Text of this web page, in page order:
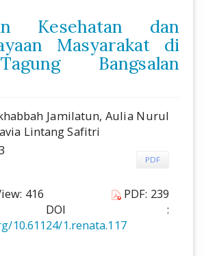
Kesehatan dan
Masyarakat di
Bangsalan
Jamilatun, Aulia Nurul
Lintang Safitri
PDF
416
PDF: 239
:
10.61124/1.renata.117